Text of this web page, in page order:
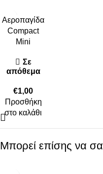
Αεροπαγίδα
Compact
Mini
Σε
απόθεμα
€1,00
Προσθήκη
στο καλάθι
Μπορεί επίσης να